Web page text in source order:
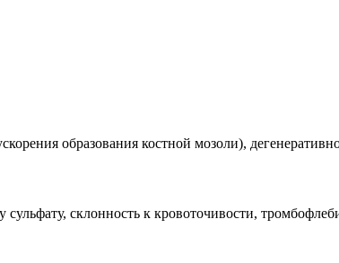
образования костной мозоли),
склонность к кровоточивости,